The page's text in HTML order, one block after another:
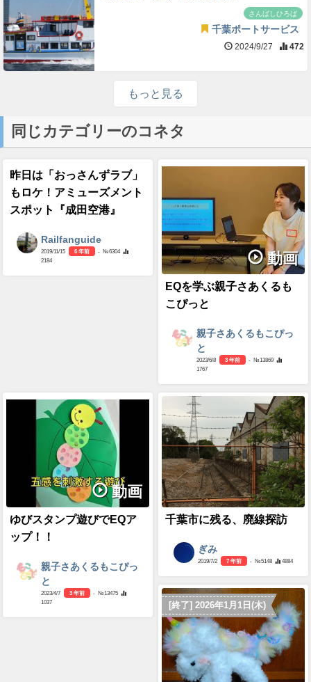
さんばしひろば
千葉ポートサービス
2024/9/27 472
もっと見る
同じカテゴリーのコネタ
昨日は「おっさんずラブ」
もロケ！アミューズメント
スポット『成田空港』
Railfanguide
2019/11/15 6 年前
- №6304
2184
動画
EQを学ぶ親子さあくるも
こぴっと
親子さあくるもこぴっ
と
2023/6/8 3 年前
- №13869
1767
動画
ゆびスタンプ遊びでEQア
ップ！！
親子さあくるもこぴっ
と
2023/4/7 3 年前
- №13475
1037
千葉市に残る、廃線探訪
ぎみ
2019/7/2 7 年前 - №5148 4884
[終了] 2026年1月1日(木)